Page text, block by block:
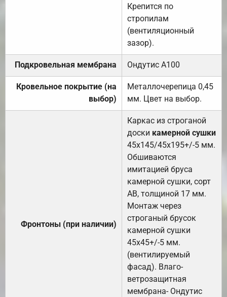
Крепится по
стропилам
(вентиляционный
зазор).
Подкровельная мембрана Ондутис А100
Кровельное покрытие (на
выбор)
Металлочерепица 0,45
мм. Цвет на выбор.
Фронтоны (при наличии)
Каркас из строганой
доски камерной сушки
45х145/45х195+/-5 мм.
Обшиваются
имитацией бруса
камерной сушки, сорт
АВ, толщиной 17 мм.
Монтаж через
строганый брусок
камерной сушки
45х45+/-5 мм.
(вентилируемый
фасад). Влаго-
ветрозащитная
мембрана- Ондутис